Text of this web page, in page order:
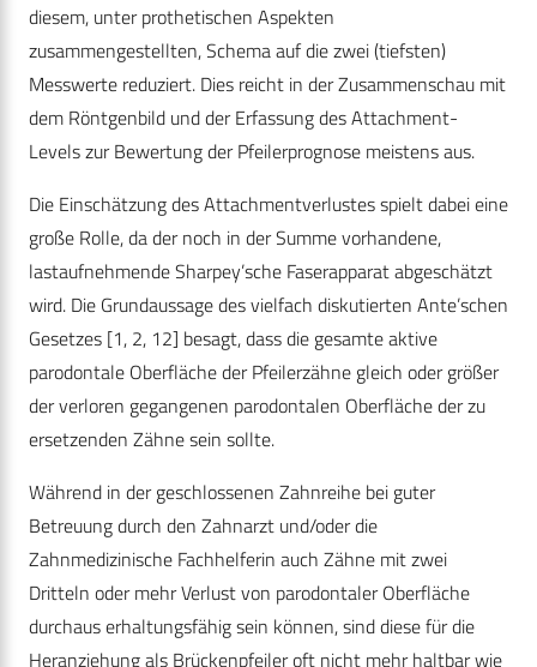
diesem, unter prothetischen Aspekten
zusammengestellten, Schema auf die zwei (tiefsten)
Messwerte reduziert. Dies reicht in der Zusammenschau mit
dem Röntgenbild und der Erfassung des Attachment-
Levels zur Bewertung der Pfeilerprognose meistens aus.
Die Einschätzung des Attachmentverlustes spielt dabei eine
große Rolle, da der noch in der Summe vorhandene,
lastaufnehmende Sharpey’sche Faserapparat abgeschätzt
wird. Die Grundaussage des vielfach diskutierten Ante’schen
Gesetzes [1, 2, 12] besagt, dass die gesamte aktive
parodontale Oberfläche der Pfeilerzähne gleich oder größer
der verloren gegangenen parodontalen Oberfläche der zu
ersetzenden Zähne sein sollte.
Während in der geschlossenen Zahnreihe bei guter
Betreuung durch den Zahnarzt und/oder die
Zahnmedizinische Fachhelferin auch Zähne mit zwei
Dritteln oder mehr Verlust von parodontaler Oberfläche
durchaus erhaltungsfähig sein können, sind diese für die
Heranziehung als Brückenpfeiler oft nicht mehr haltbar wie